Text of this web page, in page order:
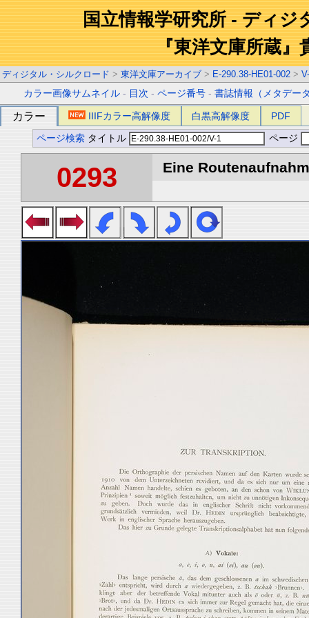
国立情報学研究所 - ディジ
『東洋文庫所蔵』
ディジタル・シルクロード > 東洋文庫アーカイブ > E-290.38-HE01-002 >
カラー画像サムネイル - 目次 -ページ番号 -書誌情報（メタデー
カラー IIIFカラー高解像度 白黒高解像度 PDF
ページ検索 タイトル ページ
0293 Eine